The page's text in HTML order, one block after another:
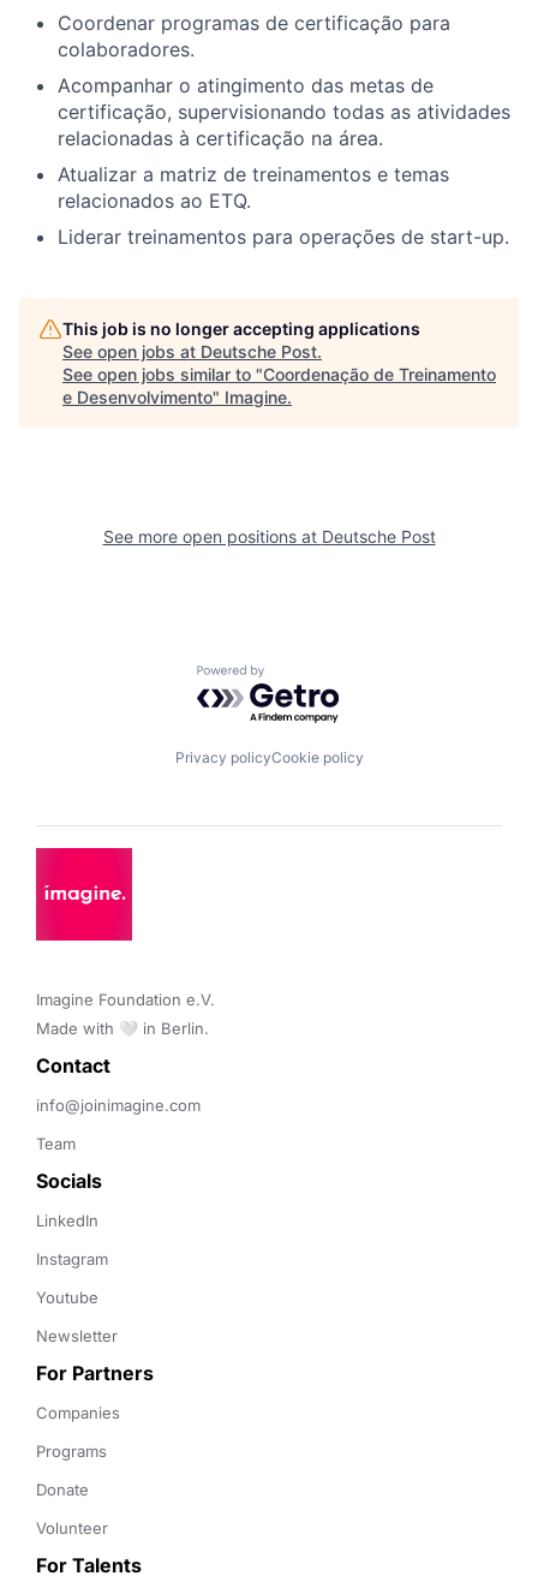
Coordenar programas de certificação para
colaboradores.
Acompanhar o atingimento das metas de
certificação, supervisionando todas as atividades
relacionadas à certificação na área.
Atualizar a matriz de treinamentos e temas
relacionados ao ETQ.
Liderar treinamentos para operações de start-up.
This job is no longer accepting applications
See open jobs at Deutsche Post.
See open jobs similar to "Coordenação de Treinamento
e Desenvolvimento" Imagine.
See more open positions at Deutsche Post
Powered by Getro.com
Privacy policyCookie policy
Imagine Foundation e.V.
Made with 🤍 in Berlin.
Contact
info@joinimagine.com
Team
Socials
LinkedIn
Instagram
Youtube
Newsletter
For Partners
Companies
Programs
Donate
Volunteer
For Talents